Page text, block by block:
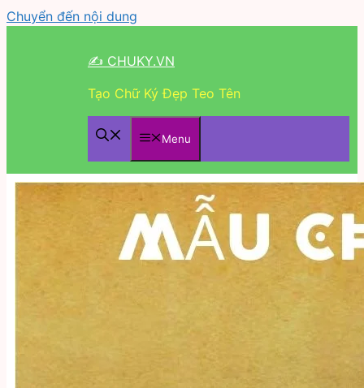
Chuyển đến nội dung
✍ CHUKY.VN
Tạo Chữ Ký Đẹp Teo Tên
Menu